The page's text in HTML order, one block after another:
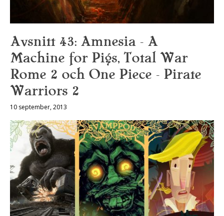
Avsnitt 43: Amnesia – A
Machine for Pigs, Total War
Rome 2 och One Piece – Pirate
Warriors 2
10 september, 2013